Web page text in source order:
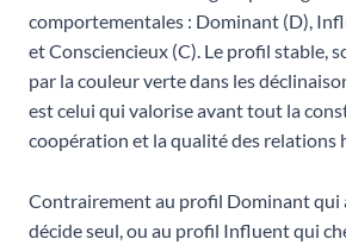
comportementales : Dominant (D),
et Consciencieux (C). Le profil stable,
par la couleur verte dans les
est celui qui valorise avant tout la
coopération et la qualité des relations
Contrairement au profil Dominant qui
décide seul, ou au profil Influent qui